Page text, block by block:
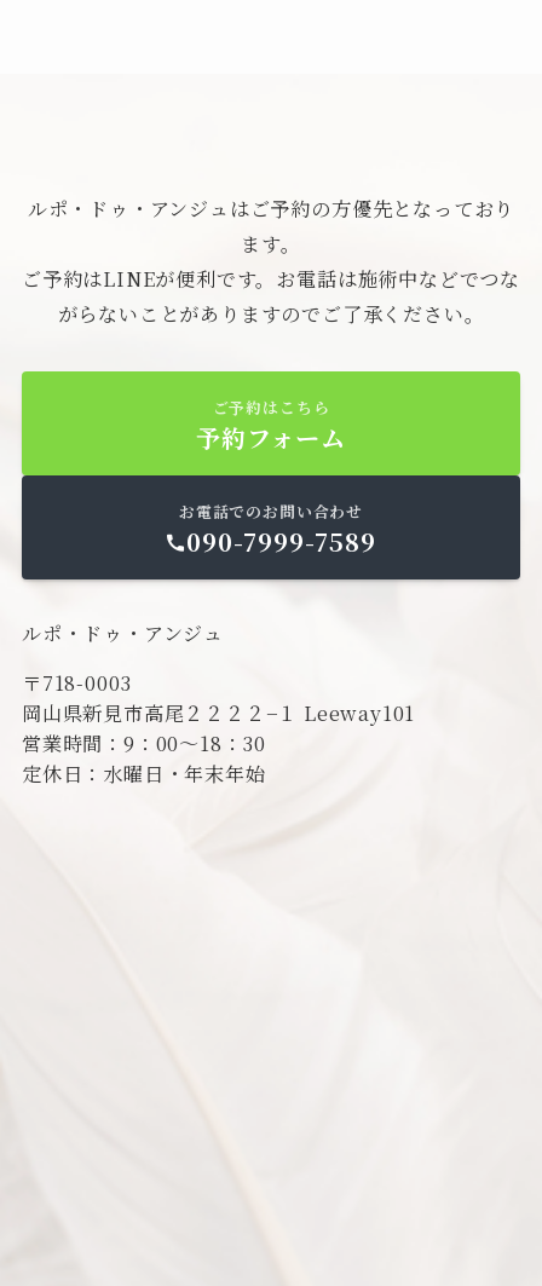
ルポ・ドゥ・アンジュはご予約の方優先となっており
ます。
ご予約はLINEが便利です。お電話は施術中などでつな
がらないことがありますのでご了承ください。
ご予約はこちら
予約フォーム
お電話でのお問い合わせ
090-7999-7589
ルポ・ドゥ・アンジュ
〒718-0003
岡山県新見市高尾２２２２−１ Leeway101
営業時間：9：00～18：30
定休日：水曜日・年末年始